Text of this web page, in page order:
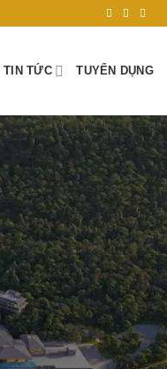
TIN TỨC TUYỂN DỤNG